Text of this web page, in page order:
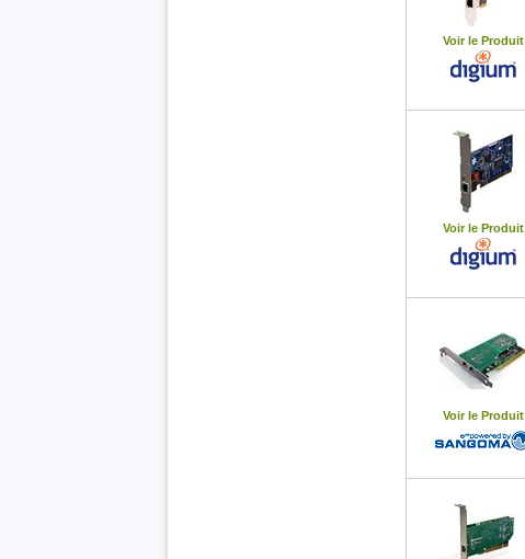
Voir le Produit
Voir le Produit
Voir le Produit